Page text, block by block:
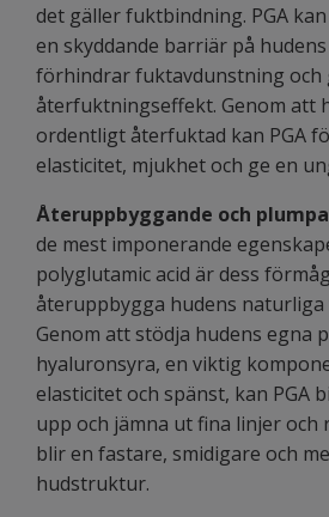
det gäller fuktbindning. PGA
en skyddande barriär på
förhindrar fuktavdunstning och
återfuktningseffekt. Genom att
ordentligt återfuktad kan PGA
elasticitet, mjukhet och ge en
Återuppbyggande och
de mest imponerande
polyglutamic acid är dess
återuppbygga hudens
Genom att stödja hudens egna
hyaluronsyra, en viktig
elasticitet och spänst, kan PGA
upp och jämna ut fina linjer och
blir en fastare, smidigare och
hudstruktur.